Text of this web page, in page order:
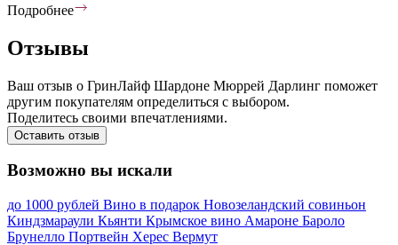
Подробнее
Отзывы
Ваш отзыв о ГринЛайф Шардоне Мюррей Дарлинг поможет
другим покупателям определиться с выбором.
Поделитесь своими впечатлениями.
Оставить отзыв
Возможно вы искали
до 1000 рублей Вино в подарок Новозеландский совиньон
Киндзмараули Кьянти Крымское вино Амароне Бароло
Брунелло Портвейн Херес Вермут